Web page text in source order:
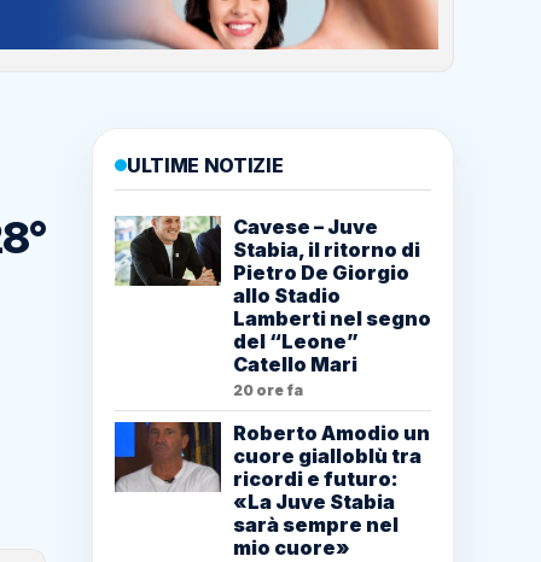
ULTIME NOTIZIE
Cavese – Juve
Stabia, il ritorno di
Pietro De Giorgio
allo Stadio
Lamberti nel segno
del “Leone”
Catello Mari
20 ore fa
Roberto Amodio un
cuore gialloblù tra
ricordi e futuro:
«La Juve Stabia
sarà sempre nel
mio cuore»